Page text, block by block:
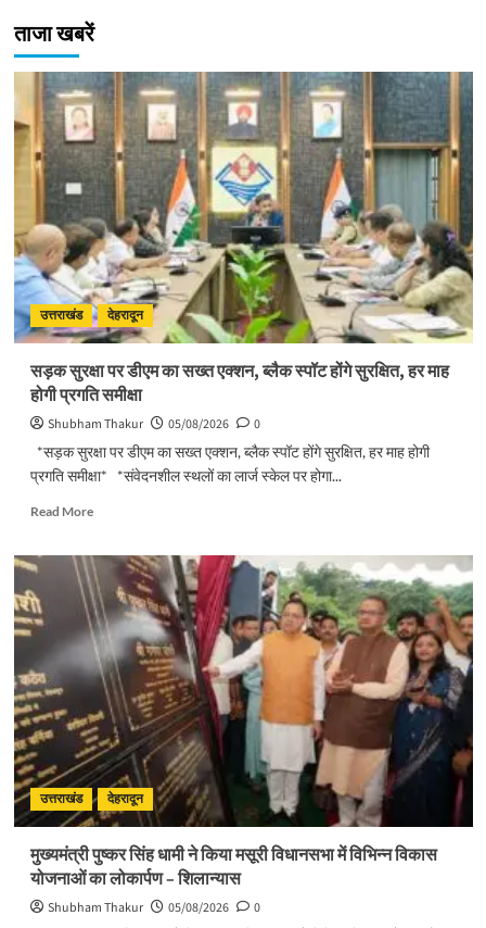
ताजा खबरें
उत्तराखंड देहरादून
सड़क सुरक्षा पर डीएम का सख्त एक्शन, ब्लैक स्पॉट होंगे सुरक्षित, हर माह
होगी प्रगति समीक्षा
Shubham Thakur 05/08/2026
0
*सड़क सुरक्षा पर डीएम का सख्त एक्शन, ब्लैक स्पॉट होंगे सुरक्षित, हर माह होगी
प्रगति समीक्षा* *संवेदनशील स्थलों का लार्ज स्केल पर होगा...
Read MoreRead
सड़क
सुरक्षा
पर
डीएम
का
सख्त
एक्शन,
ब्लैक
स्पॉट
होंगे
सुरक्षित,
हर
माह
प्रगति
समीक्षा
उत्तराखंड देहरादून
मुख्यमंत्री पुष्कर सिंह धामी ने किया मसूरी विधानसभा में विभिन्न विकास
योजनाओं का लोकार्पण – शिलान्यास
Shubham Thakur 05/08/2026
0